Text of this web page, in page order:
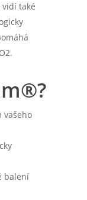
také
vašeho
balení